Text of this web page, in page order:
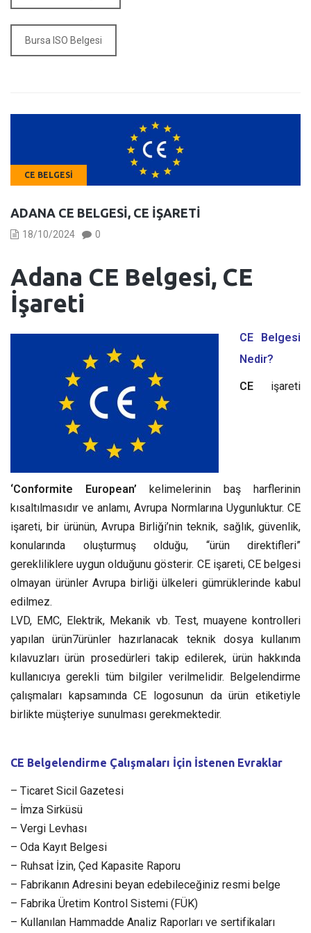
Bursa ISO Belgesi
CE BELGESI
ADANA CE BELGESI, CE İŞARETI
18/10/2024 0
Adana CE Belgesi, CE
İşareti
CE Belgesi
Nedir?
CE işareti
‘Conformite European’ kelimelerinin baş harflerinin
kısaltılmasıdır ve anlamı, Avrupa Normlarına Uygunluktur. CE
işareti, bir ürünün, Avrupa Birliği’nin teknik, sağlık, güvenlik,
konularında oluşturmuş olduğu, “ürün direktifleri”
gerekliliklere uygun olduğunu gösterir. CE işareti, CE belgesi
olmayan ürünler Avrupa birliği ülkeleri gümrüklerinde kabul
edilmez.
LVD, EMC, Elektrik, Mekanik vb. Test, muayene kontrolleri
yapılan ürün7ürünler hazırlanacak teknik dosya kullanım
kılavuzları ürün prosedürleri takip edilerek, ürün hakkında
kullanıcıya gerekli tüm bilgiler verilmelidir. Belgelendirme
çalışmaları kapsamında CE logosunun da ürün etiketiyle
birlikte müşteriye sunulması gerekmektedir.
CE Belgelendirme Çalışmaları İçin İstenen Evraklar
– Ticaret Sicil Gazetesi
– İmza Sirküsü
– Vergi Levhası
– Oda Kayıt Belgesi
– Ruhsat İzin, Çed Kapasite Raporu
– Fabrikanın Adresini beyan edebileceğiniz resmi belge
– Fabrika Üretim Kontrol Sistemi (FÜK)
– Kullanılan Hammadde Analiz Raporları ve sertifikaları